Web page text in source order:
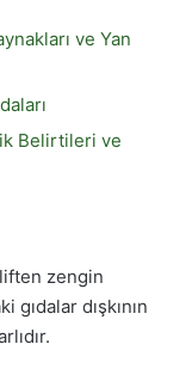
ve Yan
Belirtileri ve
zengin
gıdalar dışkının